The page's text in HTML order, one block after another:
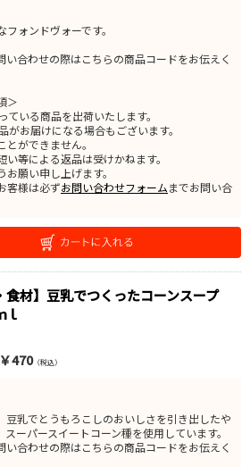
ォンドヴォーです。
合わせの際はこちらの商品コードをお伝えく
＞
いる商品を出荷いたします。
お届けになる場合もございます。
ができません。
等による返品は受けかねます。
願い申し上げます。
客様は必ずお問い合わせフォームまでお問い合
食材】豆乳でつくったコーンスープ
ｌ
￥470（税込）
豆乳でとうもろこしのおいしさを引き出したや
ーパースイートコーン種を使用しています。
合わせの際はこちらの商品コードをお伝えく